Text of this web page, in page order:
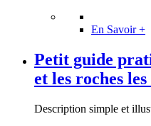
En Savoir +
Petit guide
et les roches les
Description simple et